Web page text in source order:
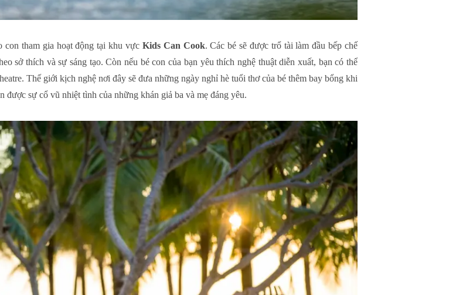
con tham gia hoạt động tại khu vực Kids Can Cook. Các bé sẽ được trổ tài làm đầu bếp chế
sở thích và sự sáng tạo. Còn nếu bé con của bạn yêu thích nghệ thuật diễn xuất, bạn có thể
Thế giới kịch nghệ nơi đây sẽ đưa những ngày nghỉ hè tuổi thơ của bé thêm bay bổng khi
được sự cổ vũ nhiệt tình của những khán giả ba và mẹ đáng yêu.